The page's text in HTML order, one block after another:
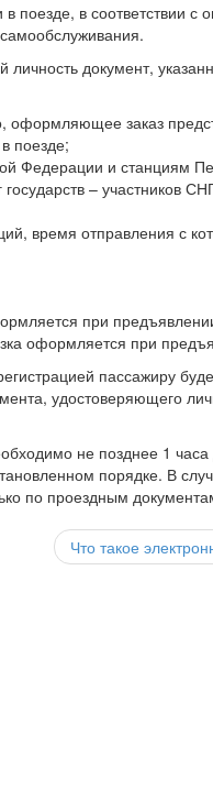
поезде, в соответствии
документ,
заказ
поезде;
Федерации и станциям
– участников
время отправления с
при
оформляется при
пассажиру
удостоверяющего
не позднее 1
порядке. В
по проездным
Что такое